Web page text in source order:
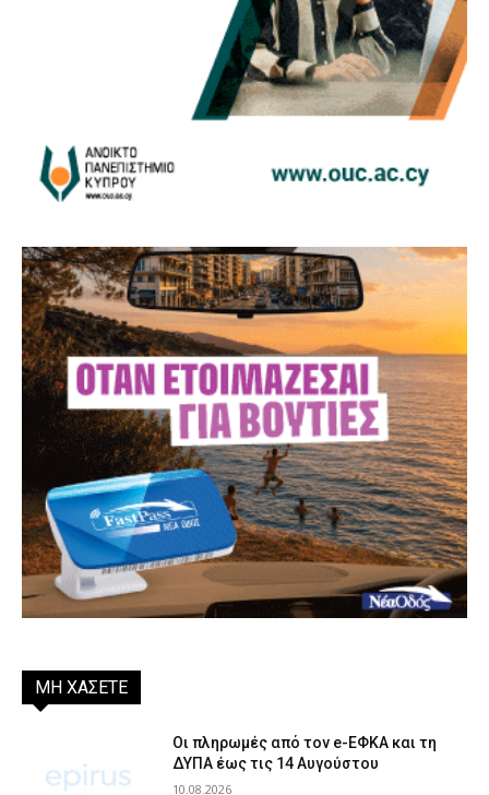
ΜΗ ΧΑΣΕΤΕ
Οι πληρωμές από τον e-ΕΦΚΑ και τη
ΔΥΠΑ έως τις 14 Αυγούστου
10.08.2026